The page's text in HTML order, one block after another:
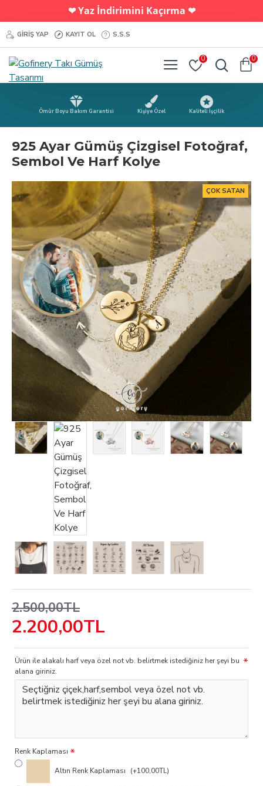
❤︎Yaz İndirimini Kaçırma ❤︎
GIRIŞ YAP KAYIT OL S.S.S
0 0
Ömür Boyu Bakım Garantisi Kişiye Özel Kaliteli İşçilik
925 Ayar Gümüş Çizgisel Fotoğraf,
Sembol Ve Harf Kolye
ÇOK SATAN
2.200,00TL
2.500,00TL
Ürün ile alakalı harf veya özel not vb. belirtmek istediğiniz her şeyi bu
alana giriniz.
Renk Kaplaması
Altın Renk Kaplaması (+100,00TL)